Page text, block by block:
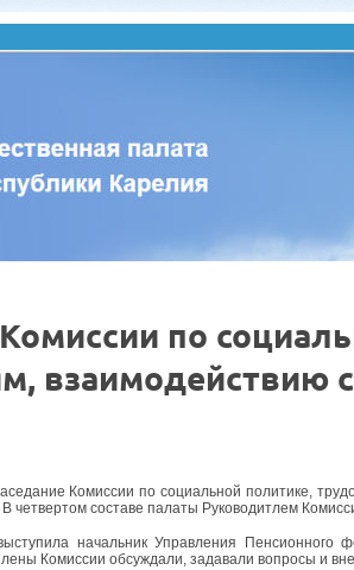
по
взаимодействию
Комиссии по социальной политике,
четвертом составе палаты Руководитлем
начальник Управления
Комиссии обсуждали, задавали вопросы и